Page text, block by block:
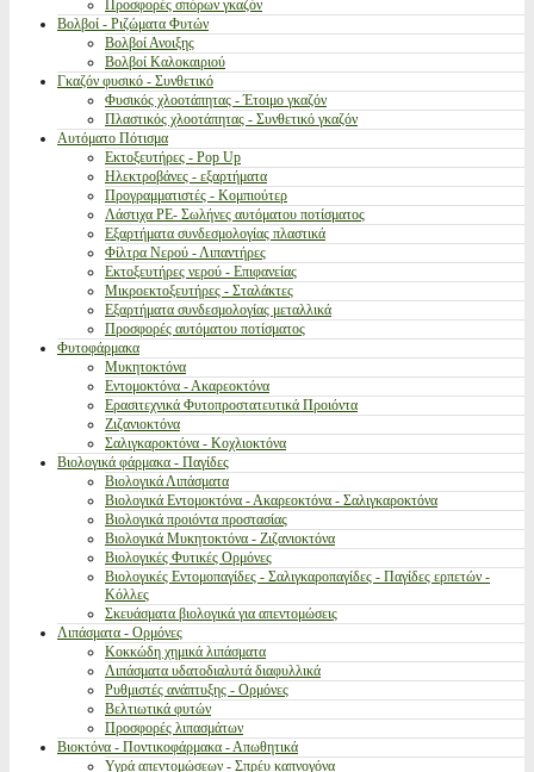
Προσφορές σπόρων γκαζόν
Βολβοί - Ριζώματα Φυτών
Βολβοί Ανοιξης
Βολβοί Καλοκαιριού
Γκαζόν φυσικό - Συνθετικό
Φυσικός χλοοτάπητας - Έτοιμο γκαζόν
Πλαστικός χλοοτάπητας - Συνθετικό γκαζόν
Αυτόματο Πότισμα
Εκτοξευτήρες - Pop Up
Ηλεκτροβάνες - εξαρτήματα
Προγραμματιστές - Κομπιούτερ
Λάστιχα PE- Σωλήνες αυτόματου ποτίσματος
Εξαρτήματα συνδεσμολογίας πλαστικά
Φίλτρα Νερού - Λιπαντήρες
Εκτοξευτήρες νερού - Επιφανείας
Μικροεκτοξευτήρες - Σταλάκτες
Εξαρτήματα συνδεσμολογίας μεταλλικά
Προσφορές αυτόματου ποτίσματος
Φυτοφάρμακα
Μυκητοκτόνα
Εντομοκτόνα - Ακαρεοκτόνα
Ερασιτεχνικά Φυτοπροστατευτικά Προιόντα
Ζιζανιοκτόνα
Σαλιγκαροκτόνα - Κοχλιοκτόνα
Βιολογικά φάρμακα - Παγίδες
Βιολογικά Λιπάσματα
Βιολογικά Εντομοκτόνα - Ακαρεοκτόνα - Σαλιγκαροκτόνα
Βιολογικά προιόντα προστασίας
Βιολογικά Μυκητοκτόνα - Ζιζανιοκτόνα
Βιολογικές Φυτικές Ορμόνες
Βιολογικές Εντομοπαγίδες - Σαλιγκαροπαγίδες - Παγίδες ερπετών -
Κόλλες
Σκευάσματα βιολογικά για απεντομώσεις
Λιπάσματα - Ορμόνες
Κοκκώδη χημικά λιπάσματα
Λιπάσματα υδατοδιαλυτά διαφυλλικά
Ρυθμιστές ανάπτυξης - Ορμόνες
Βελτιωτικά φυτών
Προσφορές λιπασμάτων
Βιοκτόνα - Ποντικοφάρμακα - Απωθητικά
Υγρά απεντομώσεων - Σπρέυ καπνογόνα